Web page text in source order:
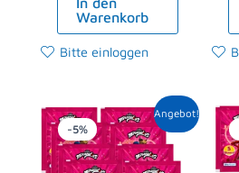
Warenkorb
Bitte einloggen
Angebot!
-5%
Ursprünglicher
Preis
war:
10,00 €
Aktueller
Preis
ist:
9,49 €.